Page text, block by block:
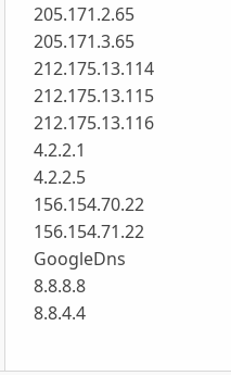
205.171.2.65
205.171.3.65
212.175.13.114
212.175.13.115
212.175.13.116
4.2.2.1
4.2.2.5
156.154.70.22
156.154.71.22
GoogleDns
8.8.8.8
8.8.4.4